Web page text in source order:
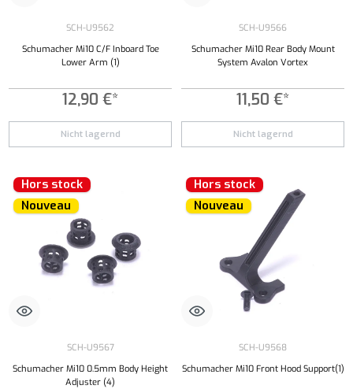
SCH-U9562
Schumacher Mi10 C/F Inboard Toe
Lower Arm (1)
12,90 €*
Nicht lagernd
SCH-U9566
Schumacher Mi10 Rear Body Mount
System Avalon Vortex
11,50 €*
Nicht lagernd
Hors stock
Nouveau
SCH-U9567
Schumacher Mi10 0.5mm Body Height
Adjuster (4)
Hors stock
Nouveau
SCH-U9568
Schumacher Mi10 Front Hood Support(1)